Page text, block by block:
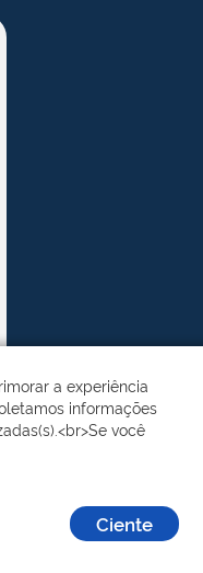
a experiência
informações
você
Ciente